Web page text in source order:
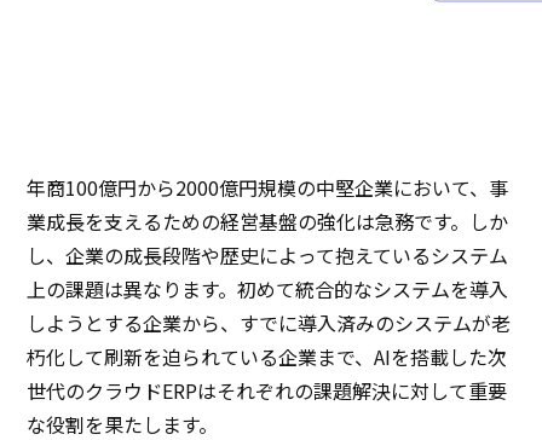
年商100億円から2000億円規模の中堅企業において、事
業成長を支えるための経営基盤の強化は急務です。しか
し、企業の成長段階や歴史によって抱えているシステム
上の課題は異なります。初めて統合的なシステムを導入
しようとする企業から、すでに導入済みのシステムが老
朽化して刷新を迫られている企業まで、AIを搭載した次
世代のクラウドERPはそれぞれの課題解決に対して重要
な役割を果たします。